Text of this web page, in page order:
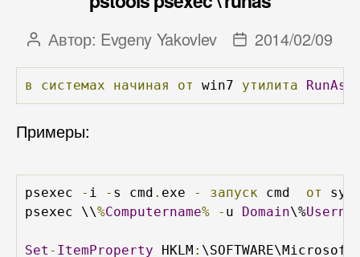
Автор
записи
Автор: Evgeny Yakovlev
Дата
записи
2014/02/09
в системах начиная от win7 утилита RunAs
Примеры:
psexec - i - s cmd . exe - запуск cmd от
psexec \\%Computername% - u Domain\%
Set - ItemProperty HKLM :